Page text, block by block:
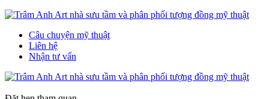
Câu chuyện mỹ thuật
Liên hệ
Nhận tư vấn